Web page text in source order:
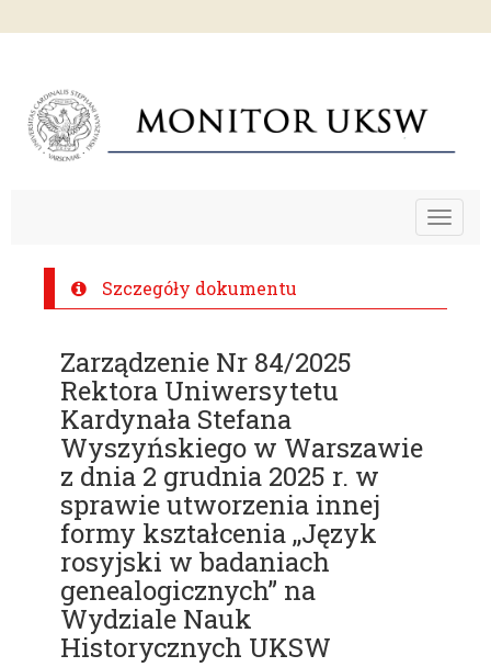
Toggle
Szczegóły dokumentu
Zarządzenie Nr 84/2025
Rektora Uniwersytetu
Kardynała Stefana
Wyszyńskiego w Warszawie
z dnia 2 grudnia 2025 r. w
sprawie utworzenia innej
formy kształcenia ,,Język
rosyjski w badaniach
genealogicznych” na
Wydziale Nauk
Historycznych UKSW